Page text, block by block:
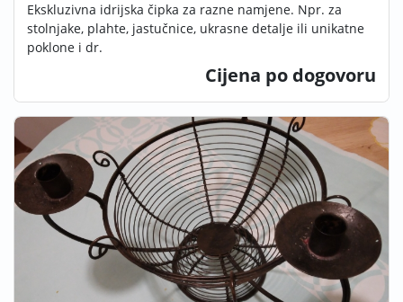
Ekskluzivna idrijska čipka za razne namjene. Npr. za
stolnjake, plahte, jastučnice, ukrasne detalje ili unikatne
poklone i dr.
Cijena po dogovoru